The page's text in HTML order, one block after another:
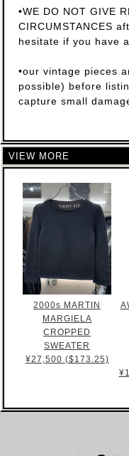
•WE DO NOT GIVE
CIRCUMSTANCES
hesitate if you have
•our vintage pieces
possible) before
capture small
VIEW MORE
2000s MARTIN
MARGIELA
CROPPED
SWEATER
¥27,500 ($173.25)